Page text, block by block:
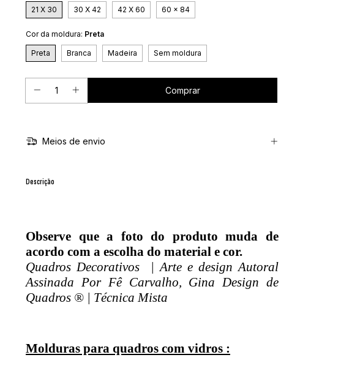
21 X 30 30 X 42 42 X 60 60 x 84
Cor da moldura: Preta
Preta Branca Madeira Sem moldura
Meios de envio
Descrição
Observe que a foto do produto muda de
acordo com a escolha do material e cor.
Quadros Decorativos | Arte e design Autoral
Assinada Por Fê Carvalho, Gina Design de
Quadros ® | Técnica Mista
Molduras para quadros com vidros :